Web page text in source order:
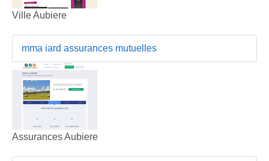
Ville Aubiere
mma iard assurances mutuelles
Assurances Aubiere